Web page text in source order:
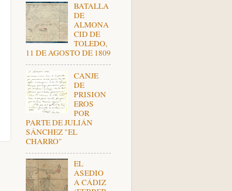
BATALLA
DE
ALMONA
CID DE
TOLEDO,
11 DE AGOSTO DE 1809
CANJE
DE
PRISION
EROS
POR
PARTE DE JULIÁN
SÁNCHEZ "EL
CHARRO"
EL
ASEDIO
A CÁDIZ